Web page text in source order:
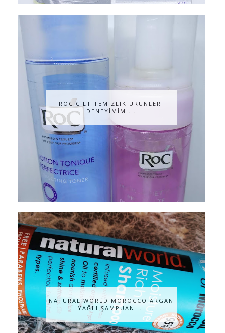
ROC CİLT TEMİZLİK ÜRÜNLERİ
DENEYİMİM ...
NATURAL WORLD MOROCCO ARGAN
YAĞLI ŞAMPUAN ...